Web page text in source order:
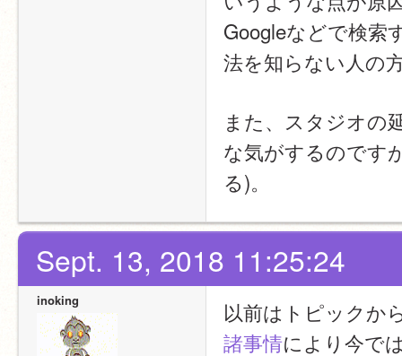
Googleなどで検索
法を知らない人の
また、スタジオの
な気がするのです
る)。
Sept. 13, 2018 11:25:24
inoking
以前はトピックか
諸事情により今で